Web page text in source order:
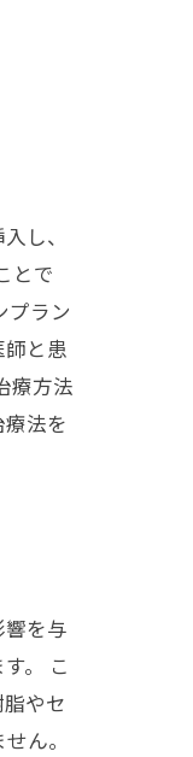
し、
とで
プラン
と患
療方法
法を
を与
。 こ
やセ
ん。